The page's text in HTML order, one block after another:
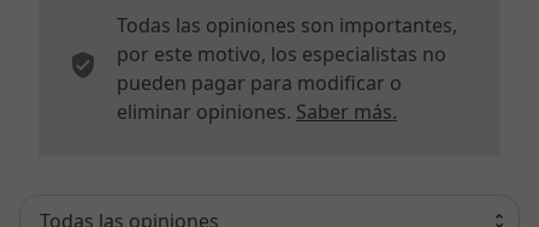
Todas las opiniones son importantes,
por este motivo, los especialistas no
pueden pagar para modificar o
eliminar opiniones. Saber más.